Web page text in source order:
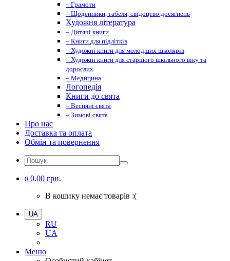
– Грамоти
– Щоденники, табеля, свідоцтво досягнень
Художня література
– Дитячі книги
– Книги для підлітків
– Художні книги для молодших школярів
– Художні книги для старшого шкільного віку та
дорослих
– Медицина
Логопедія
Книги до свята
– Весняні свята
– Зимові свята
Про нас
Доставка та оплата
Обмін та повернення
0 0.00 грн.
В кошику немає товарів :(
UA
RU
UA
Меню